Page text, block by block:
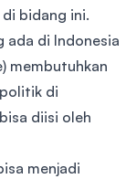
bidang ini.
ada di Indonesia
membutuhkan
di
diisi oleh
menjadi